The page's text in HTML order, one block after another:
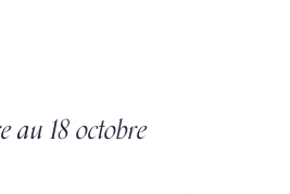
au 18 octobre